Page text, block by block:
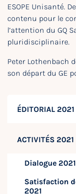
ÉDITORIAL 2021
ACTIVITÉS 2021
Dialogue 2021
Satisfaction
2021
ESOPE Unisanté.
contenu pour le
l’attention du GQ
pluridisciplinaire.
Peter Lothenbach
son départ du GE